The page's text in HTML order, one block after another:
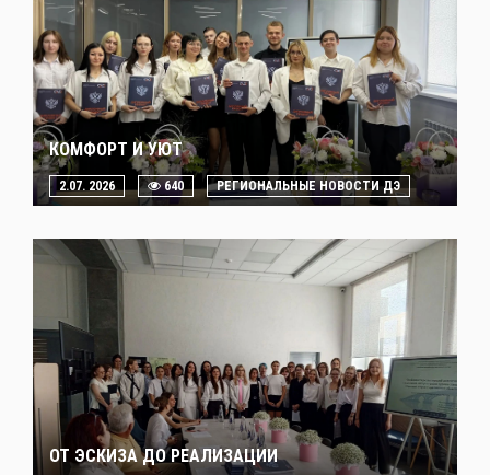
КОМФОРТ И УЮТ
2.07. 2026 640 РЕГИОНАЛЬНЫЕ НОВОСТИ ДЭ
ОТ ЭСКИЗА ДО РЕАЛИЗАЦИИ